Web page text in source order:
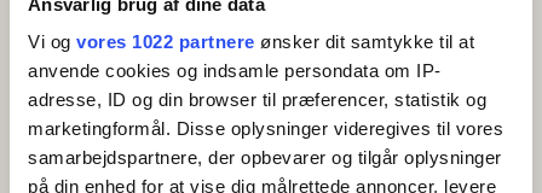
Vi og vores 1022 partnere ønsker dit samtykke til at
anvende cookies og indsamle persondata om IP-
adresse, ID og din browser til præferencer, statistik og
marketingformål. Disse oplysninger videregives til vores
samarbejdspartnere, der opbevarer og tilgår oplysninger
på din enhed for at vise dig målrettede annoncer, levere
inviterer til afslapning og underholdning. Stuen har
udgang til en overdækket altan med siddepladser og
skøn havudsigt.
Ladestandere til elbiler findes på en nærliggende
parkeringsplads på Sænevej 1 og er ikke tilknyttet
ferieboligen.
Altan/terrasse
Køleskab
Kaffemaskine/elkedel
Køkken
Grill